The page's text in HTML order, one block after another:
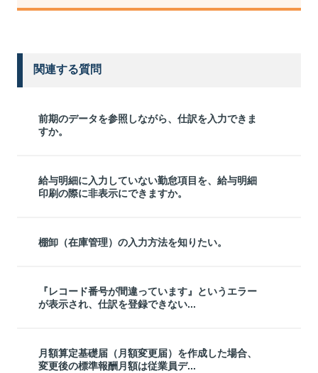
関連する質問
前期のデータを参照しながら、仕訳を入力できま
すか。
給与明細に入力していない勤怠項目を、給与明細
印刷の際に非表示にできますか。
棚卸（在庫管理）の入力方法を知りたい。
『レコード番号が間違っています』というエラー
が表示され、仕訳を登録できない...
月額算定基礎届（月額変更届）を作成した場合、
変更後の標準報酬月額は従業員デ...